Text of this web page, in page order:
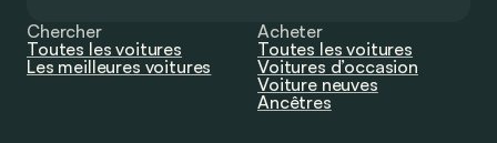
Chercher
Toutes les voitures
Les meilleures voitures
Acheter
Toutes les voitures
Voitures d’occasion
Voiture neuves
Ancêtres